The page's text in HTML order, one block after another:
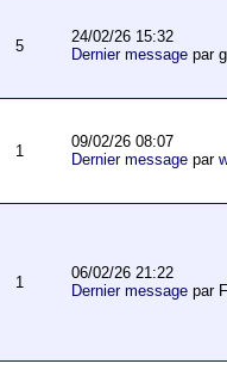
5
24/02/26 15:32
Dernier messagepar
1
09/02/26 08:07
Dernier messagepar
1
06/02/26 21:22
Dernier messagepar